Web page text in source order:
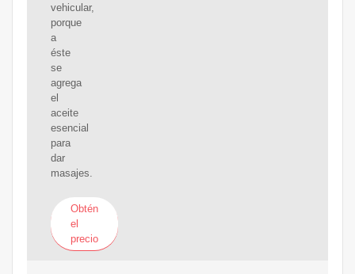
vehicular,
porque
a
éste
se
agrega
el
aceite
esencial
para
dar
masajes.
Obtén
el
precio